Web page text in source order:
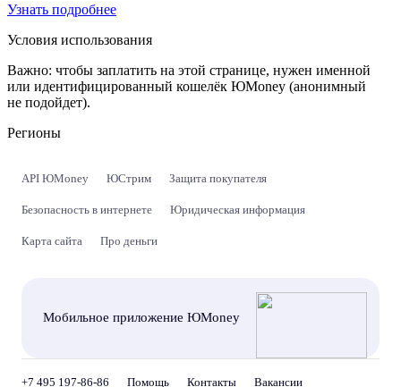
Узнать подробнее
Условия использования
Важно: чтобы заплатить на этой странице, нужен именной
или идентифицированный кошелёк ЮMoney (анонимный
не подойдет).
Регионы
API ЮMoney ЮСтрим Защита покупателя
Безопасность в интернете Юридическая информация
Карта сайта Про деньги
Мобильное приложение ЮMoney
+7 495 197-86-86 Помощь Контакты Вакансии